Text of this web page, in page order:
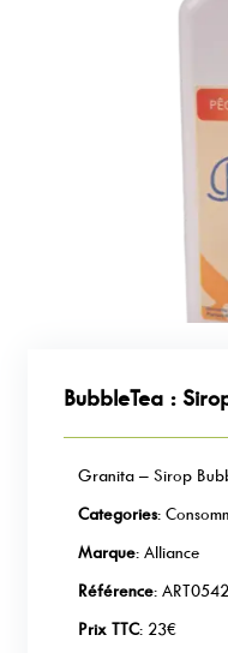
BubbleTea :
Granita – Sirop
Categories:
Marque: Alliance
Référence: ART0542
Prix TTC: 23€